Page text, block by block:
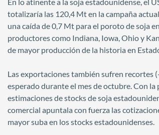
En lo atinente a la soja estadounidense, el
totalizaría las 120,4 Mt en la campaña
una caída de 0,7 Mt para el poroto de soja
productores como Indiana, Iowa, Ohio y
de mayor producción de la historia en
Las exportaciones también sufren recortes
esperado durante el mes de octubre. Con
estimaciones de stocks de soja
comercial apuntala con fuerza las
mayor suba en los stocks estadounidenses.